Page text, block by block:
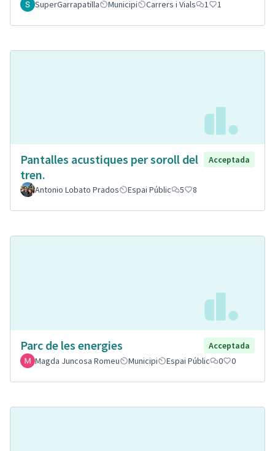
SuperGarrapatilla Municipi Carrers i Vials 1 1
Pantalles acustiques per soroll del
tren.
Acceptada
Antonio Lobato Prados Espai Públic 5 8
Parc de les energies
Acceptada
Magda Juncosa Romeu
Municipi Espai Públic 0 0